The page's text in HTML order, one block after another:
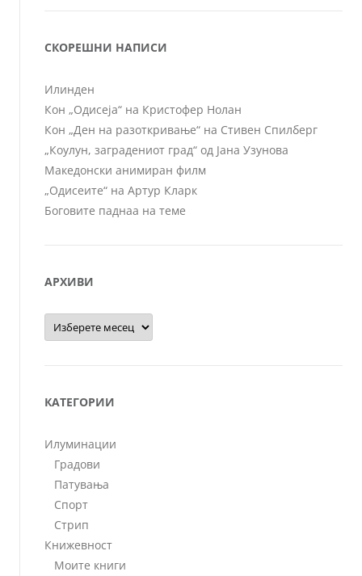
СКОРЕШНИ НАПИСИ
Илинден
Кон „Одисеја“ на Кристофер Нолан
Кон „Ден на разоткривање“ на Стивен Спилберг
„Коулун, заградениот град“ од Јана Узунова
Македонски анимиран филм
„Одисеите“ на Артур Кларк
Боговите паднаа на теме
АРХИВИ
Архиви
КАТЕГОРИИ
Илуминации
Градови
Патувања
Спорт
Стрип
Книжевност
Моите книги